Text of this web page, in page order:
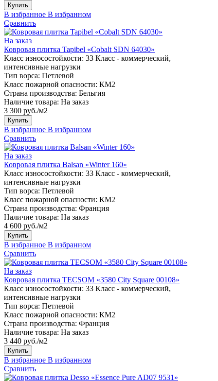
Купить
В избранное В избранном
Сравнить
На заказ
Ковровая плитка Tapibel «Cobalt SDN 64030»
Класс износостойкости: 33 Класс - коммерческий,
интенсивные нагрузки
Тип ворса: Петлевой
Класс пожарной опасности: КМ2
Страна производства: Бельгия
Наличие товара: На заказ
3 300 руб./м2
Купить
В избранное В избранном
Сравнить
На заказ
Ковровая плитка Balsan «Winter 160»
Класс износостойкости: 33 Класс - коммерческий,
интенсивные нагрузки
Тип ворса: Петлевой
Класс пожарной опасности: КМ2
Страна производства: Франция
Наличие товара: На заказ
4 600 руб./м2
Купить
В избранное В избранном
Сравнить
На заказ
Ковровая плитка TECSOM «3580 City Square 00108»
Класс износостойкости: 33 Класс - коммерческий,
интенсивные нагрузки
Тип ворса: Петлевой
Класс пожарной опасности: КМ2
Страна производства: Франция
Наличие товара: На заказ
3 440 руб./м2
Купить
В избранное В избранном
Сравнить